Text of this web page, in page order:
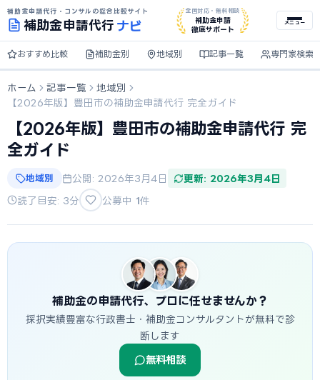
補助金申請代行・コンサルの総合比較サイト
補助金申請代行 ナビ
全国対応・無料相談
補助金申請
徹底サポート
メニュー
おすすめ比較 補助金別 地域別 記事一覧 専門家検索
ホーム 記事一覧
地域別
【2026年版】豊田市の補助金申請代行 完全ガイド
【2026年版】豊田市の補助金申請代行 完
全ガイド
地域別 公開: 2026年3月4日 更新: 2026年3月4日
読了目安: 3分 公募中 1件
補助金の申請代行、プロに任せませんか？
採択実績豊富な行政書士・補助金コンサルタントが無料で診
断します
無料相談